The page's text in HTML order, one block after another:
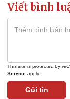
Lịch thi đấu bóng
Thế giới thể thao
Hậu trường
Viết bình
This site is protected by
Service apply.
Gửi tin